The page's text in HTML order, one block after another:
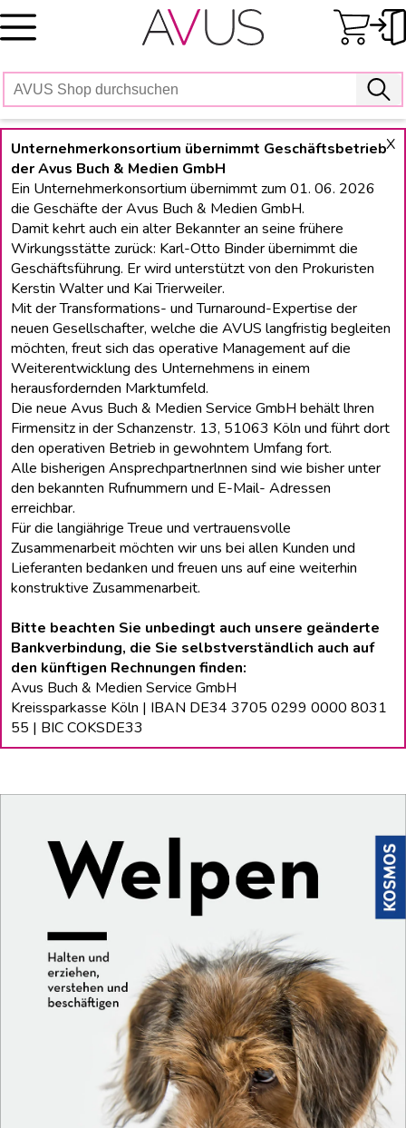
Skip
to
X
Unternehmerkonsortium übernimmt Geschäftsbetrieb
der Avus Buch & Medien GmbH
Ein Unternehmerkonsortium übernimmt zum 01. 06. 2026
die Geschäfte der Avus Buch & Medien GmbH.
Damit kehrt auch ein alter Bekannter an seine frühere
Wirkungsstätte zurück: Karl-Otto Binder übernimmt die
Geschäftsführung. Er wird unterstützt von den Prokuristen
Kerstin Walter und Kai Trierweiler.
Mit der Transformations- und Turnaround-Expertise der
neuen Gesellschafter, welche die AVUS langfristig begleiten
möchten, freut sich das operative Management auf die
Weiterentwicklung des Unternehmens in einem
herausfordernden Marktumfeld.
Die neue Avus Buch & Medien Service GmbH behält lhren
Firmensitz in der Schanzenstr. 13, 51063 Köln und führt dort
den operativen Betrieb in gewohntem Umfang fort.
Alle bisherigen Ansprechpartnerlnnen sind wie bisher unter
den bekannten Rufnummern und E-Mail- Adressen
erreichbar.
Für die langiährige Treue und vertrauensvolle
Zusammenarbeit möchten wir uns bei allen Kunden und
Lieferanten bedanken und freuen uns auf eine weiterhin
konstruktive Zusammenarbeit.
Bitte beachten Sie unbedingt auch unsere geänderte
Bankverbindung, die Sie selbstverständlich auch auf
den künftigen Rechnungen finden:
Avus Buch & Medien Service GmbH
Kreissparkasse Köln | IBAN DE34 3705 0299 0000 8031
55 | BIC COKSDE33